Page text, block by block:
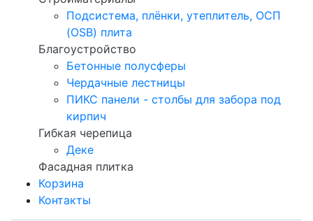
Подсистема, плёнки, утеплитель, ОСП
(OSB) плита
Благоустройство
Бетонные полусферы
Чердачные лестницы
ПИКС панели - столбы для забора под
кирпич
Гибкая черепица
Деке
Фасадная плитка
Корзина
Контакты